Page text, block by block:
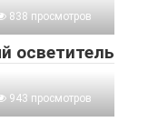
838 просмотров
осветитель
943 просмотров